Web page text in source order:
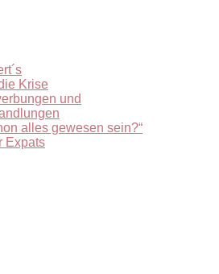
Krise
und
alles gewesen sein?“
Expats